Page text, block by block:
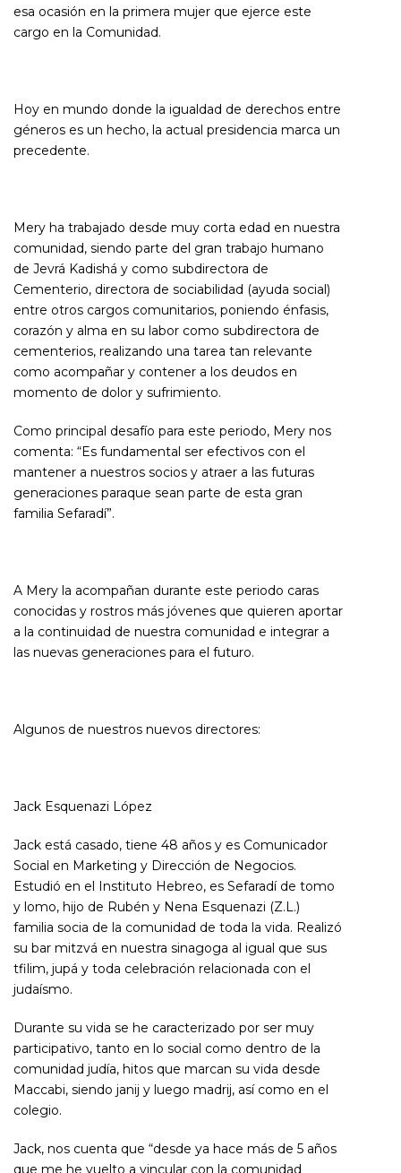
esa ocasión en la primera mujer que ejerce este
cargo en la Comunidad.
Hoy en mundo donde la igualdad de derechos entre
géneros es un hecho, la actual presidencia marca un
precedente.
Mery ha trabajado desde muy corta edad en nuestra
comunidad, siendo parte del gran trabajo humano
de Jevrá Kadishá y como subdirectora de
Cementerio, directora de sociabilidad (ayuda social)
entre otros cargos comunitarios, poniendo énfasis,
corazón y alma en su labor como subdirectora de
cementerios, realizando una tarea tan relevante
como acompañar y contener a los deudos en
momento de dolor y sufrimiento.
Como principal desafío para este periodo, Mery nos
comenta: “Es fundamental ser efectivos con el
mantener a nuestros socios y atraer a las futuras
generaciones paraque sean parte de esta gran
familia Sefaradí”.
A Mery la acompañan durante este periodo caras
conocidas y rostros más jóvenes que quieren aportar
a la continuidad de nuestra comunidad e integrar a
las nuevas generaciones para el futuro.
Algunos de nuestros nuevos directores:
Jack Esquenazi López
Jack está casado, tiene 48 años y es Comunicador
Social en Marketing y Dirección de Negocios.
Estudió en el Instituto Hebreo, es Sefaradí de tomo
y lomo, hijo de Rubén y Nena Esquenazi (Z.L.)
familia socia de la comunidad de toda la vida. Realizó
su bar mitzvá en nuestra sinagoga al igual que sus
tfilim, jupá y toda celebración relacionada con el
judaísmo.
Durante su vida se he caracterizado por ser muy
participativo, tanto en lo social como dentro de la
comunidad judía, hitos que marcan su vida desde
Maccabi, siendo janij y luego madrij, así como en el
colegio.
Jack, nos cuenta que “desde ya hace más de 5 años
que me he vuelto a vincular con la comunidad